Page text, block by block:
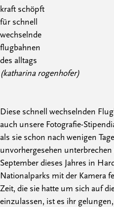
kraft schöpft
für schnell
wechselnde
flugbahnen
des alltags
(katharina rogenhofer)
Diese schnell wechselnden
auch unsere Fotografie-
als sie schon nach wenigen
unvorhergesehen
September dieses Jahres in
Nationalparks mit der Kamera
Zeit, die sie hatte um sich auf
einzulassen, ist es ihr